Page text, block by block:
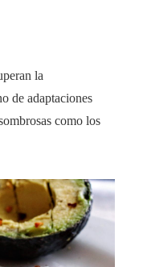
la
de adaptaciones
como los